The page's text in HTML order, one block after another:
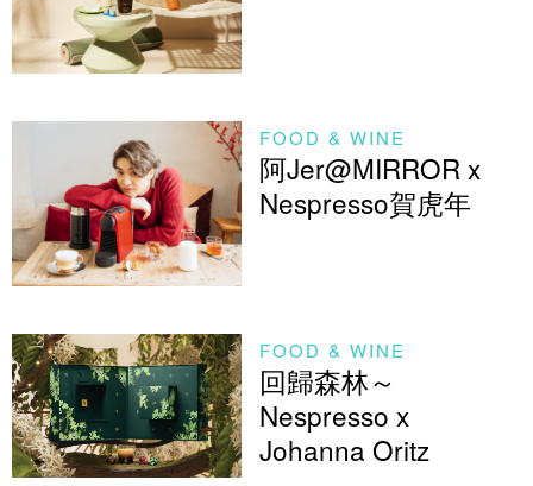
FOOD & WINE
阿Jer@MIRROR x
Nespresso賀虎年
FOOD & WINE
回歸森林～
Nespresso x
Johanna Oritz